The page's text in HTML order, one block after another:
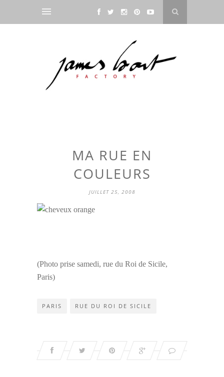
MA RUE EN
COULEURS
JUILLET 25, 2008
(Photo prise samedi, rue du Roi de Sicile,
Paris)
PARIS RUE DU ROI DE SICILE